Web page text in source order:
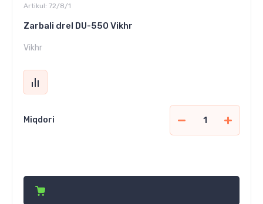
Artikul: 72/8/1
Zarbali drel DU-550 Vikhr
Vikhr
Miqdori